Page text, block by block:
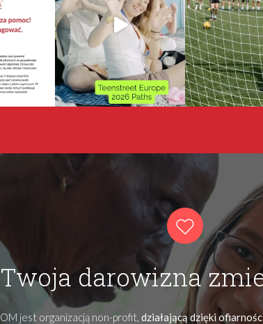
Twoja darowizna
OM jest organizacją non-profit, działającą dzięki